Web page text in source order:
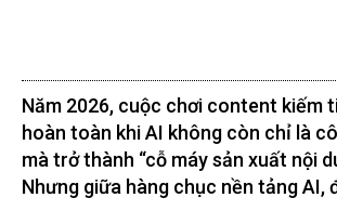
Năm 2026, cuộc chơi content kiếm
hoàn toàn khi AI không còn chỉ là
mà trở thành “cỗ máy sản xuất nội
Nhưng giữa hàng chục nền tảng AI,